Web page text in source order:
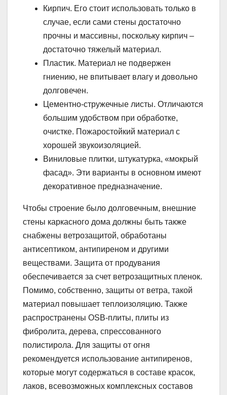
Кирпич. Его стоит использовать только в
случае, если сами стены достаточно
прочны и массивны, поскольку кирпич –
достаточно тяжелый материал.
Пластик. Материал не подвержен
гниению, не впитывает влагу и довольно
долговечен.
Цементно-стружечные листы. Отличаются
большим удобством при обработке,
очистке. Пожаростойкий материал с
хорошей звукоизоляцией.
Виниловые плитки, штукатурка, «мокрый
фасад». Эти варианты в основном имеют
декоративное предназначение.
Чтобы строение было долговечным, внешние
стены каркасного дома должны быть также
снабжены ветрозащитой, обработаны
антисептиком, антипиреном и другими
веществами. Защита от продувания
обеспечивается за счет ветрозащитных пленок.
Помимо, собственно, защиты от ветра, такой
материал повышает теплоизоляцию. Также
распространены OSB-плиты, плиты из
фибролита, дерева, спрессованного
полистирола. Для защиты от огня
рекомендуется использование антипиренов,
которые могут содержаться в составе красок,
лаков, всевозможных комплексных составов